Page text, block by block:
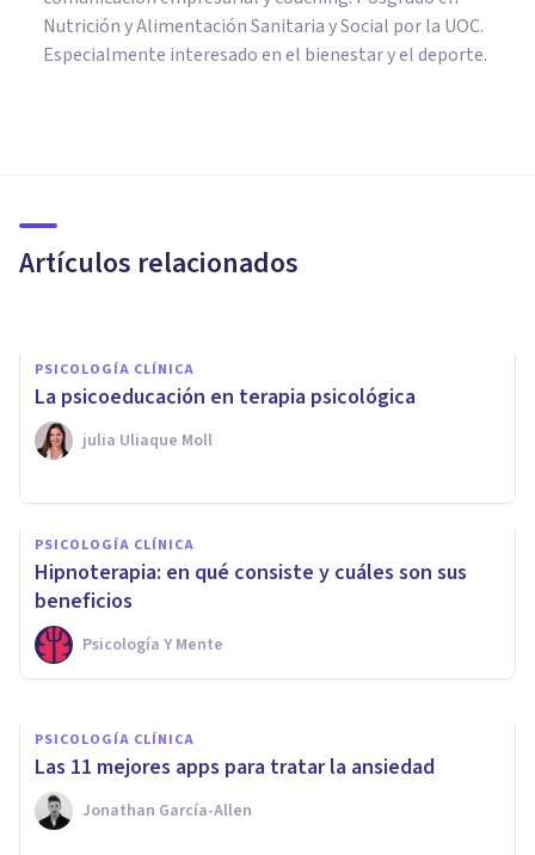
Nutrición y Alimentación Sanitaria y Social por la UOC.
Especialmente interesado en el bienestar y el deporte.
Artículos relacionados
causas, síntomas y tratamiento
PSICOLOGÍA CLÍNICA
La psicoeducación en terapia psicológica
​julia Uliaque Moll
PSICOLOGÍA CLÍNICA
Hipnoterapia: en qué consiste y cuáles son sus
beneficios
Psicología Y Mente
Miedo a los relojes
(cronometrofobia): causas,
síntomas y tratamiento
Juan Armando Corbin
PSICOLOGÍA CLÍNICA
Las 11 mejores apps para tratar la ansiedad
Jonathan García-Allen